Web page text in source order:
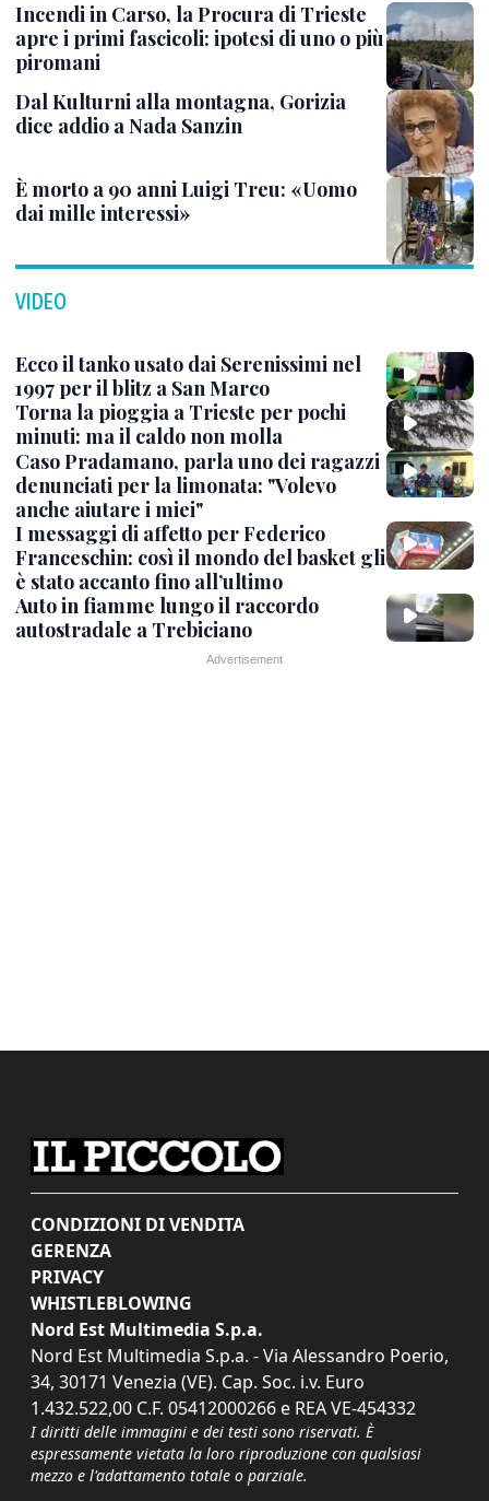
Incendi in Carso, la Procura di Trieste
apre i primi fascicoli: ipotesi di uno o più
piromani
Dal Kulturni alla montagna, Gorizia
dice addio a Nada Sanzin
È morto a 90 anni Luigi Treu: «Uomo
dai mille interessi»
VIDEO
Ecco il tanko usato dai Serenissimi nel
1997 per il blitz a San Marco
Torna la pioggia a Trieste per pochi
minuti: ma il caldo non molla
Caso Pradamano, parla uno dei ragazzi
denunciati per la limonata: "Volevo
anche aiutare i miei"
I messaggi di affetto per Federico
Franceschin: così il mondo del basket gli
è stato accanto fino all’ultimo
Auto in fiamme lungo il raccordo
autostradale a Trebiciano
CONDIZIONI DI VENDITA
GERENZA
PRIVACY
WHISTLEBLOWING
Nord Est Multimedia S.p.a.
Nord Est Multimedia S.p.a. - Via Alessandro Poerio,
34, 30171 Venezia (VE). Cap. Soc. i.v. Euro
1.432.522,00 C.F. 05412000266 e REA VE-454332
I diritti delle immagini e dei testi sono riservati. È
espressamente vietata la loro riproduzione con qualsiasi
mezzo e l'adattamento totale o parziale.